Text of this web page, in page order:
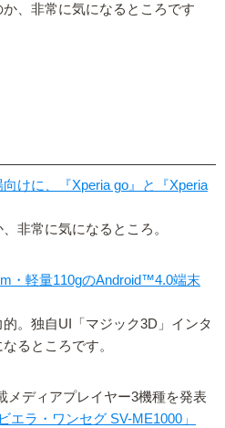
、非常に気になるところです
けに、『Xperia go』と『Xperia
非常に気になるところ。
・軽量110gのAndroid™4.0端末
。独自UI「マジック3D」インタ
るところです。
メディアプレイヤー3機種を発表
エラ・ワンセグ SV-ME1000」